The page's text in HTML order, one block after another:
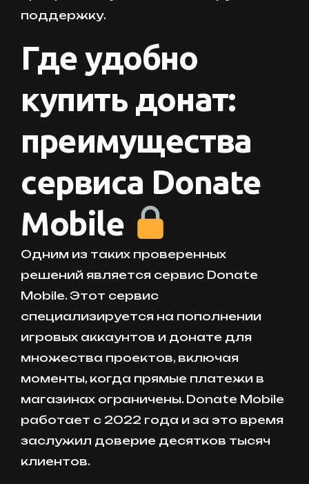
поддержку.
Где удобно
купить донат:
преимущества
сервиса Donate
Mobile
Одним из таких проверенных
решений является сервис Donate
Mobile. Этот сервис
специализируется на пополнении
игровых аккаунтов и донате для
множества проектов, включая
моменты, когда прямые платежи в
магазинах ограничены. Donate Mobile
работает с 2022 года и за это время
заслужил доверие десятков тысяч
клиентов.